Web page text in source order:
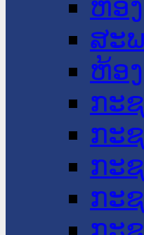
ຫ້ອ
ສະ
ຫ້ອ
ກະ
ກະ
ກະ
ກະ